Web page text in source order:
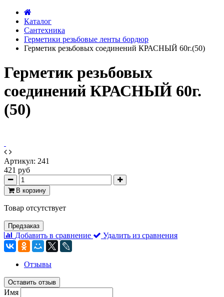
Каталог
Сантехника
Герметики резьбовые ленты бордюр
Герметик резьбовых соединений КРАСНЫЙ 60г.(50)
Герметик резьбовых
соединений КРАСНЫЙ 60г.
(50)
Артикул: 241
421 руб
В корзину
Товар отсутствует
Предзаказ
Добавить в сравнение Удалить из сравнения
Отзывы
Оставить отзыв
Имя